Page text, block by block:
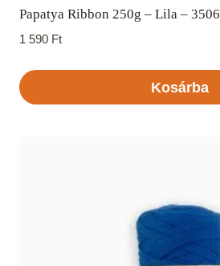
Papatya Ribbon 250g – Lila – 3506
1 590 Ft
Kosárba